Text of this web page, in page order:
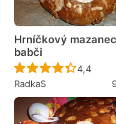
Hrníčkový
babči
Recept
4,4
RadkaS